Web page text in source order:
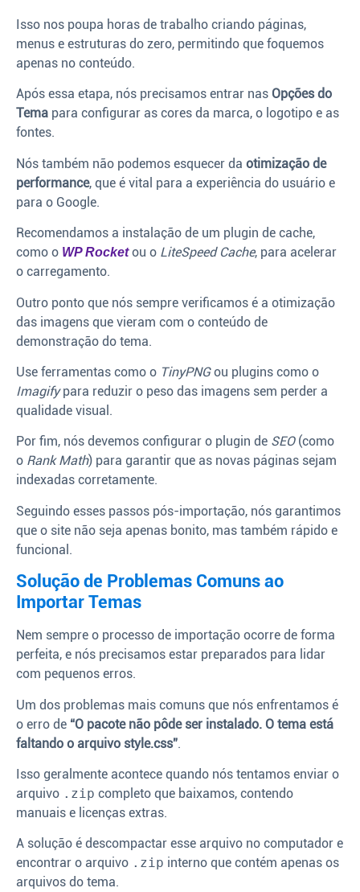
Isso nos poupa horas de trabalho criando páginas,
menus e estruturas do zero, permitindo que foquemos
apenas no conteúdo.
Após essa etapa, nós precisamos entrar nas Opções do
Tema para configurar as cores da marca, o logotipo e as
fontes.
Nós também não podemos esquecer da otimização de
performance, que é vital para a experiência do usuário e
para o Google.
Recomendamos a instalação de um plugin de cache,
como o WP Rocketou o LiteSpeed Cache, para acelerar
o carregamento.
Outro ponto que nós sempre verificamos é a otimização
das imagens que vieram com o conteúdo de
demonstração do tema.
Use ferramentas como o TinyPNGou plugins como o
Imagifypara reduzir o peso das imagens sem perder a
qualidade visual.
Por fim, nós devemos configurar o plugin de SEO(como
o Rank Math) para garantir que as novas páginas sejam
indexadas corretamente.
Seguindo esses passos pós-importação, nós garantimos
que o site não seja apenas bonito, mas também rápido e
funcional.
Solução de Problemas Comuns ao
Importar Temas
Nem sempre o processo de importação ocorre de forma
perfeita, e nós precisamos estar preparados para lidar
com pequenos erros.
Um dos problemas mais comuns que nós enfrentamos é
o erro de “O pacote não pôde ser instalado. O tema está
faltando o arquivo style.css”.
Isso geralmente acontece quando nós tentamos enviar o
arquivo .zip completo que baixamos, contendo
manuais e licenças extras.
A solução é descompactar esse arquivo no computador e
encontrar o arquivo .zip interno que contém apenas os
arquivos do tema.